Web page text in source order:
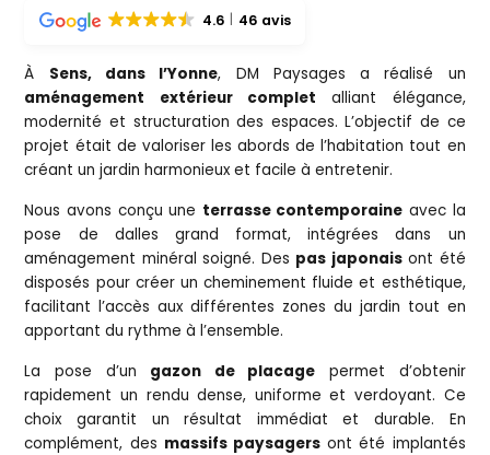
4.6 46 avis
À Sens, dans l’Yonne, DM Paysages a réalisé un
aménagement extérieur complet alliant élégance,
modernité et structuration des espaces. L’objectif de ce
projet était de valoriser les abords de l’habitation tout en
créant un jardin harmonieux et facile à entretenir.
Nous avons conçu une terrasse contemporaine avec la
pose de dalles grand format, intégrées dans un
aménagement minéral soigné. Des pas japonaisont été
disposés pour créer un cheminement fluide et esthétique,
facilitant l’accès aux différentes zones du jardin tout en
apportant du rythme à l’ensemble.
La pose d’un gazon de placage permet d’obtenir
rapidement un rendu dense, uniforme et verdoyant. Ce
choix garantit un résultat immédiat et durable. En
complément, des massifs paysagers ont été implantés